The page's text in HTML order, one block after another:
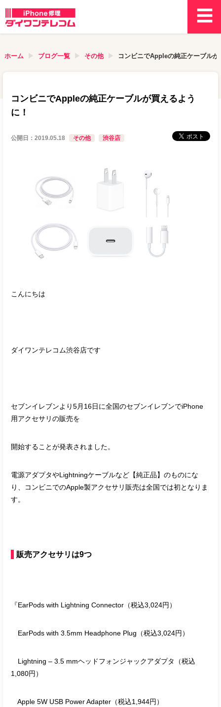
ホーム ブログ一覧 その他 コンビニでAppleの純正ケーブル
コンビニでAppleの純正ケーブルが買えるよう
に！
公開日：2019.05.18 その他 渋谷店
こんにちは
ダイワンテレコム渋谷店です
セブンイレブンより5月16日に全国のセブンイレブンでiPhone
用アクセサリの販売を
開始することが発表されました。
電源アダプタやLightningケーブルなど【純正品】のものにな
り、コンビニでのApple製アクセサリ販売は全国では初となりま
す。
販売アクセサリは9つ
『EarPods with Lightning Connector（税込3,024円）
EarPods with 3.5mm Headphone Plug（税込3,024円）
Lightning – 3.5 mmヘッドフォンジャックアダプタ（税込
1,080円）
Apple 5W USB Power Adapter（税込1,944円）